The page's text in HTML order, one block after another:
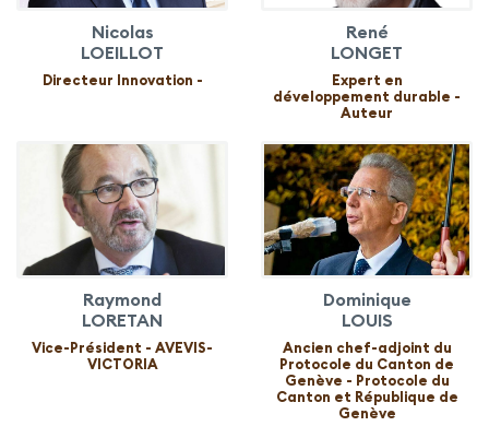
Nicolas
LOEILLOT
Directeur Innovation -
René
LONGET
Expert en
développement durable -
Auteur
Raymond
LORETAN
Vice-Président - AVEVIS-
VICTORIA
Dominique
LOUIS
Ancien chef-adjoint du
Protocole du Canton de
Genève - Protocole du
Canton et République de
Genève